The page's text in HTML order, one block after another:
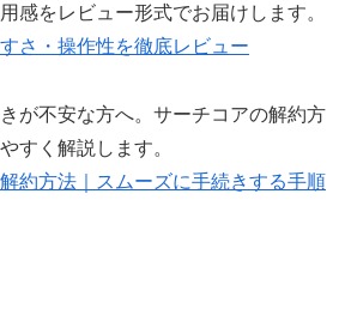
感をレビュー形式でお届けします。
さ・操作性を徹底レビュー
が不安な方へ。サーチコアの解約方
すく解説します。
約方法｜スムーズに手続きする手順